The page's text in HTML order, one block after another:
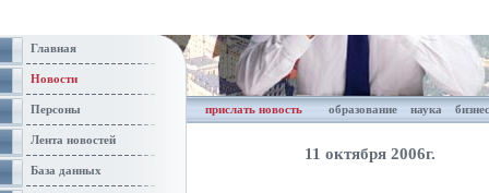
Главная
Новости
Персоны
Лента новостей
База данных
прислать новость образование наука бизнес
11 октября 2006г.